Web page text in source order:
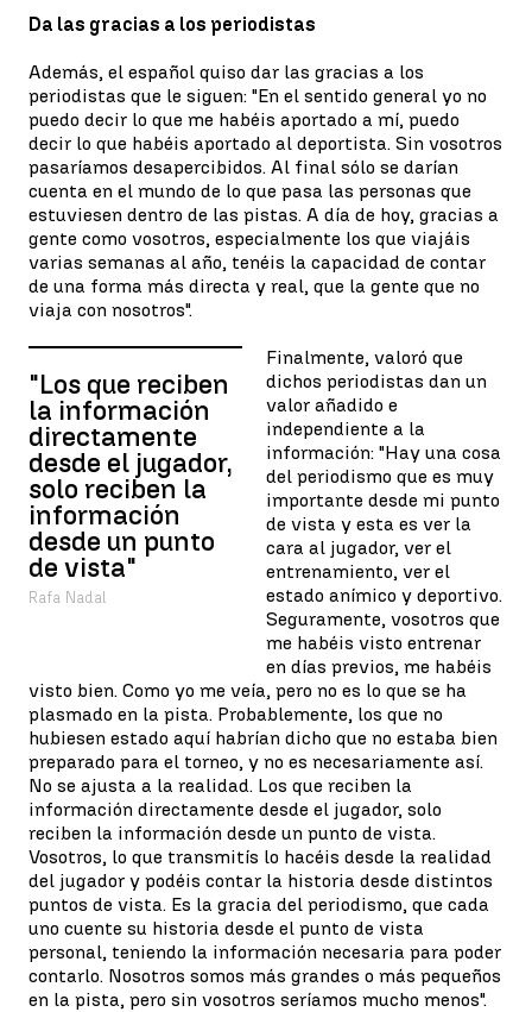
Da las gracias a los periodistas
Además, el español quiso dar las gracias a los
periodistas que le siguen: "En el sentido general yo no
puedo decir lo que me habéis aportado a mí, puedo
decir lo que habéis aportado al deportista. Sin vosotros
pasaríamos desapercibidos. Al final sólo se darían
cuenta en el mundo de lo que pasa las personas que
estuviesen dentro de las pistas. A día de hoy, gracias a
gente como vosotros, especialmente los que viajáis
varias semanas al año, tenéis la capacidad de contar
de una forma más directa y real, que la gente que no
viaja con nosotros".
"Los que reciben
la información
directamente
desde el jugador,
solo reciben la
información
desde un punto
de vista"
Rafa Nadal
Finalmente, valoró que
dichos periodistas dan un
valor añadido e
independiente a la
información: "Hay una cosa
del periodismo que es muy
importante desde mi punto
de vista y esta es ver la
cara al jugador, ver el
entrenamiento, ver el
estado anímico y deportivo.
Seguramente, vosotros que
me habéis visto entrenar
en días previos, me habéis
visto bien. Como yo me veía, pero no es lo que se ha
plasmado en la pista. Probablemente, los que no
hubiesen estado aquí habrían dicho que no estaba bien
preparado para el torneo, y no es necesariamente así.
No se ajusta a la realidad. Los que reciben la
información directamente desde el jugador, solo
reciben la información desde un punto de vista.
Vosotros, lo que transmitís lo hacéis desde la realidad
del jugador y podéis contar la historia desde distintos
puntos de vista. Es la gracia del periodismo, que cada
uno cuente su historia desde el punto de vista
personal, teniendo la información necesaria para poder
contarlo. Nosotros somos más grandes o más pequeños
en la pista, pero sin vosotros seríamos mucho menos".